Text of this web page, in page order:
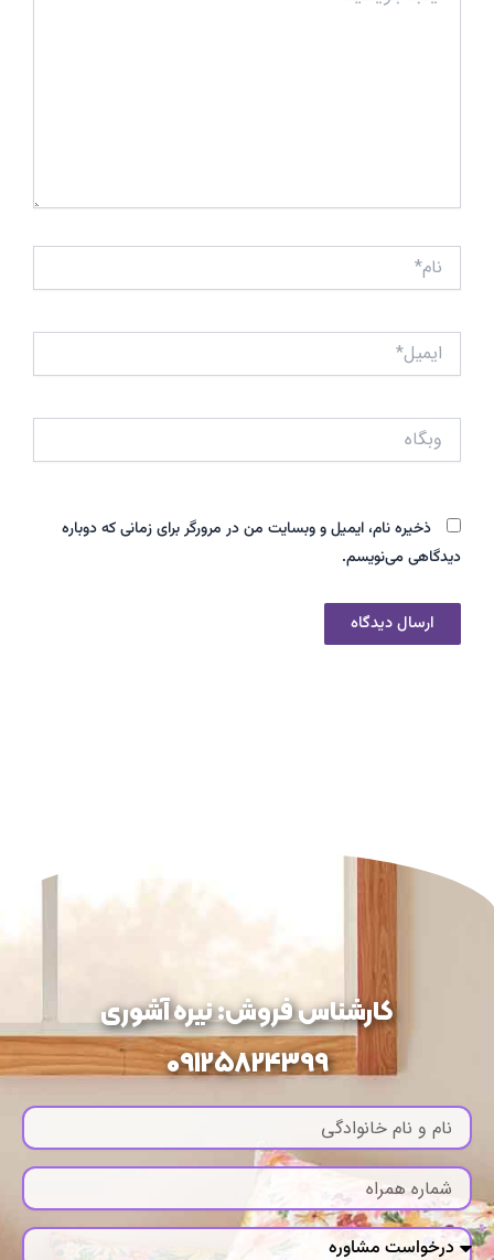
نام*
ایمیل*
ذخیره نام، ایمیل و وبسایت من در مرورگر برای زمانی که دوباره
دیدگاهی می‌نویسم.
کارشناس فروش: نیره آشوری
09125824399